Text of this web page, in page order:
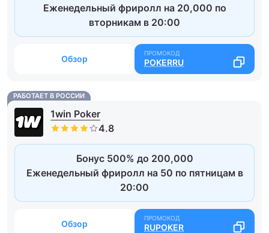
Еженедельный фриролл на 20,000 по
вторникам в 20:00
Обзор POKERRU
РАБОТАЕТ В РОССИИ
1win Poker
Бонус 500% до 200,000
Еженедельный фриролл на 50 по пятницам в
20:00
Обзор RUPOKER